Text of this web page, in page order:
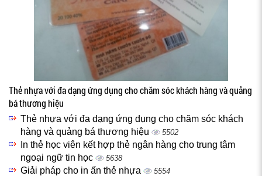
Thẻ nhựa với đa dạng ứng dụng cho chăm sóc khách hàng và quảng
bá thương hiệu
Thẻ nhựa với đa dạng ứng dụng cho chăm sóc khách
hàng và quảng bá thương hiệu
5502
In thẻ học viên kết hợp thẻ ngân hàng cho trung tâm
ngoại ngữ tin học
5638
Giải pháp cho in ấn thẻ nhựa 5554